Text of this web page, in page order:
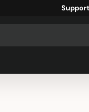
Support